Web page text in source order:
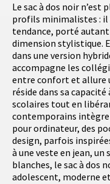
Le sac à dos noir n’est
profils minimalistes : il
tendance, porté
dimension stylistique.
dans une version
accompagne les
entre confort et allure
réside dans sa
scolaires tout en
contemporains
pour ordinateur, des
design, parfois
à une veste en jean, un
blanches, le sac à dos
adolescent, moderne